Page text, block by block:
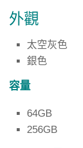
外觀
太空灰色
銀色
容量
64GB
256GB